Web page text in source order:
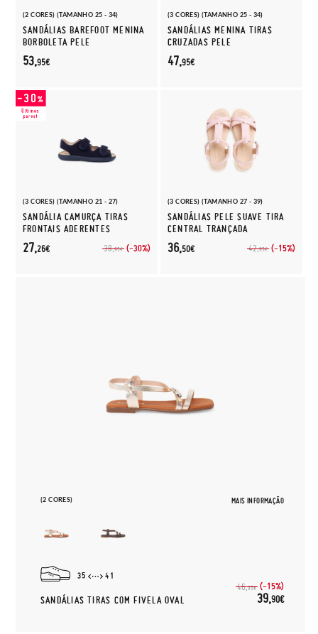
(2 CORES) (TAMANHO 25 - 34)
SANDÁLIAS BAREFOOT MENINA
BORBOLETA PELE
53,95€
(3 CORES) (TAMANHO 25 - 34)
SANDÁLIAS MENINA TIRAS
CRUZADAS PELE
47,95€
(3 CORES) (TAMANHO 21 - 27)
SANDÁLIA CAMURÇA TIRAS
FRONTAIS ADERENTES
38,95€ (-30%)
27,26€
(3 CORES) (TAMANHO 27 - 39)
SANDÁLIAS PELE SUAVE TIRA
CENTRAL TRANÇADA
42,95€ (-15%)
36,50€
(2 CORES) MAIS INFORMAÇÃO
35 41
SANDÁLIAS TIRAS COM FIVELA OVAL
46,95€ (-15%)
39,90€